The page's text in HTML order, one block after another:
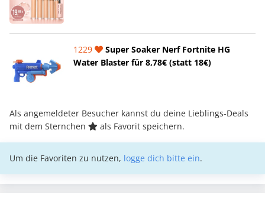
1229
Super Soaker Nerf Fortnite HG
Water Blaster für 8,78€ (statt 18€)
Als angemeldeter Besucher kannst du deine Lieblings-Deals
mit dem Sternchen
als Favorit speichern.
Um die Favoriten zu nutzen, logge dich bitte ein.